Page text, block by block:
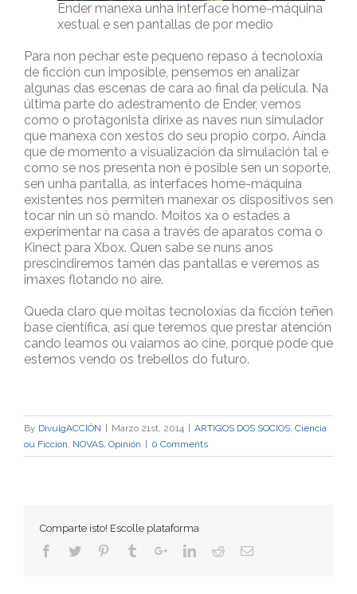
Ender manexa unha interface home-máquina
xestual e sen pantallas de por medio
Para non pechar este pequeno repaso á tecnoloxía
de ficción cun imposible, pensemos en analizar
algunas das escenas de cara ao final da película. Na
última parte do adestramento de Ender, vemos
como o protagonista dirixe as naves nun simulador
que manexa con xestos do seu propio corpo. Aínda
que de momento a visualización da simulación tal e
como se nos presenta non é posible sen un soporte,
sen unha pantalla, as interfaces home-máquina
existentes nos permiten manexar os dispositivos sen
tocar nin un só mando. Moitos xa o estades a
experimentar na casa a través de aparatos coma o
Kinect para Xbox. Quen sabe se nuns anos
prescindiremos tamén das pantallas e veremos as
imaxes flotando no aire.
Queda claro que moitas tecnoloxías da ficción teñen
base científica, así que teremos que prestar atención
cando leamos ou vaiamos ao cine, porque pode que
estemos vendo os trebellos do futuro.
By DivulgACCIÓN Marzo 21st, 2014 ARTIGOS DOS SOCIOS, Ciencia
ou Ficcion, NOVAS, Opinión 0 Comments
Comparte isto! Escolle plataforma